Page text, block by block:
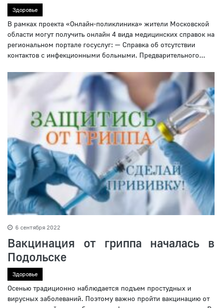
Здоровье
В рамках проекта «Онлайн-поликлиника» жители Московской
области могут получить онлайн 4 вида медицинских справок на
региональном портале госуслуг: — Справка об отсутствии
контактов с инфекционными больными. Предварительного...
6 сентября 2022
Вакцинация от гриппа началась в
Подольске
Здоровье
Осенью традиционно наблюдается подъем простудных и
вирусных заболеваний. Поэтому важно пройти вакцинацию от